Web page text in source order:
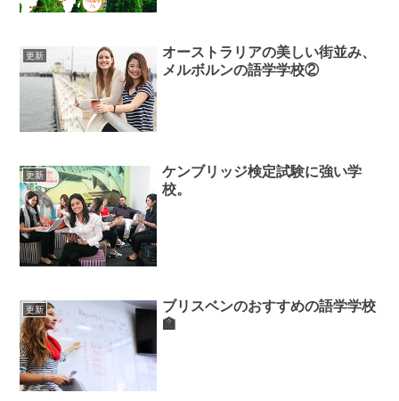
更新
オーストラリアの美しい街並み、
メルボルンの語学学校②
更新
ケンブリッジ検定試験に強い学
校。
更新
ブリスベンのおすすめの語学学校
🏫